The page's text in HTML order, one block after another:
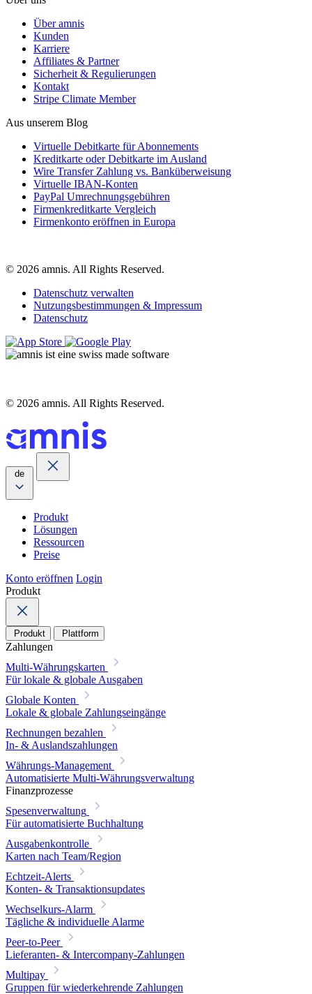
Über amnis
Kunden
Karriere
Affiliates & Partner
Sicherheit & Regulierungen
Kontakt
Stripe Climate Member
Aus unserem Blog
Virtuelle Debitkarte für Abonnements
Kreditkarte oder Debitkarte im Ausland
Wire Transfer Zahlung vs. Banküberweisung
Virtuelle IBAN-Konten
PayPal Umrechnungsgebühren
Firmenkreditkarte Vergleich
Firmenkonto eröffnen in Europa
© 2026 amnis. All Rights Reserved.
Datenschutz verwalten
Nutzungsbestimmungen & Impressum
Datenschutz
© 2026 amnis. All Rights Reserved.
de
Produkt
Lösungen
Ressourcen
Preise
Konto eröffnen Login
Produkt
Produkt Plattform
Zahlungen
Multi-Währungskarten
Für lokale & globale Ausgaben
Globale Konten
Lokale & globale Zahlungseingänge
Rechnungen bezahlen
In- & Auslandszahlungen
Währungs-Management
Automatisierte Multi-Währungsverwaltung
Finanzprozesse
Spesenverwaltung
Für automatisierte Buchhaltung
Ausgabenkontrolle
Karten nach Team/Region
Echtzeit-Alerts
Konten- & Transaktionsupdates
Wechselkurs-Alarm
Tägliche & individuelle Alarme
Peer-to-Peer
Lieferanten- & Intercompany-Zahlungen
Multipay
Gruppen für wiederkehrende Zahlungen